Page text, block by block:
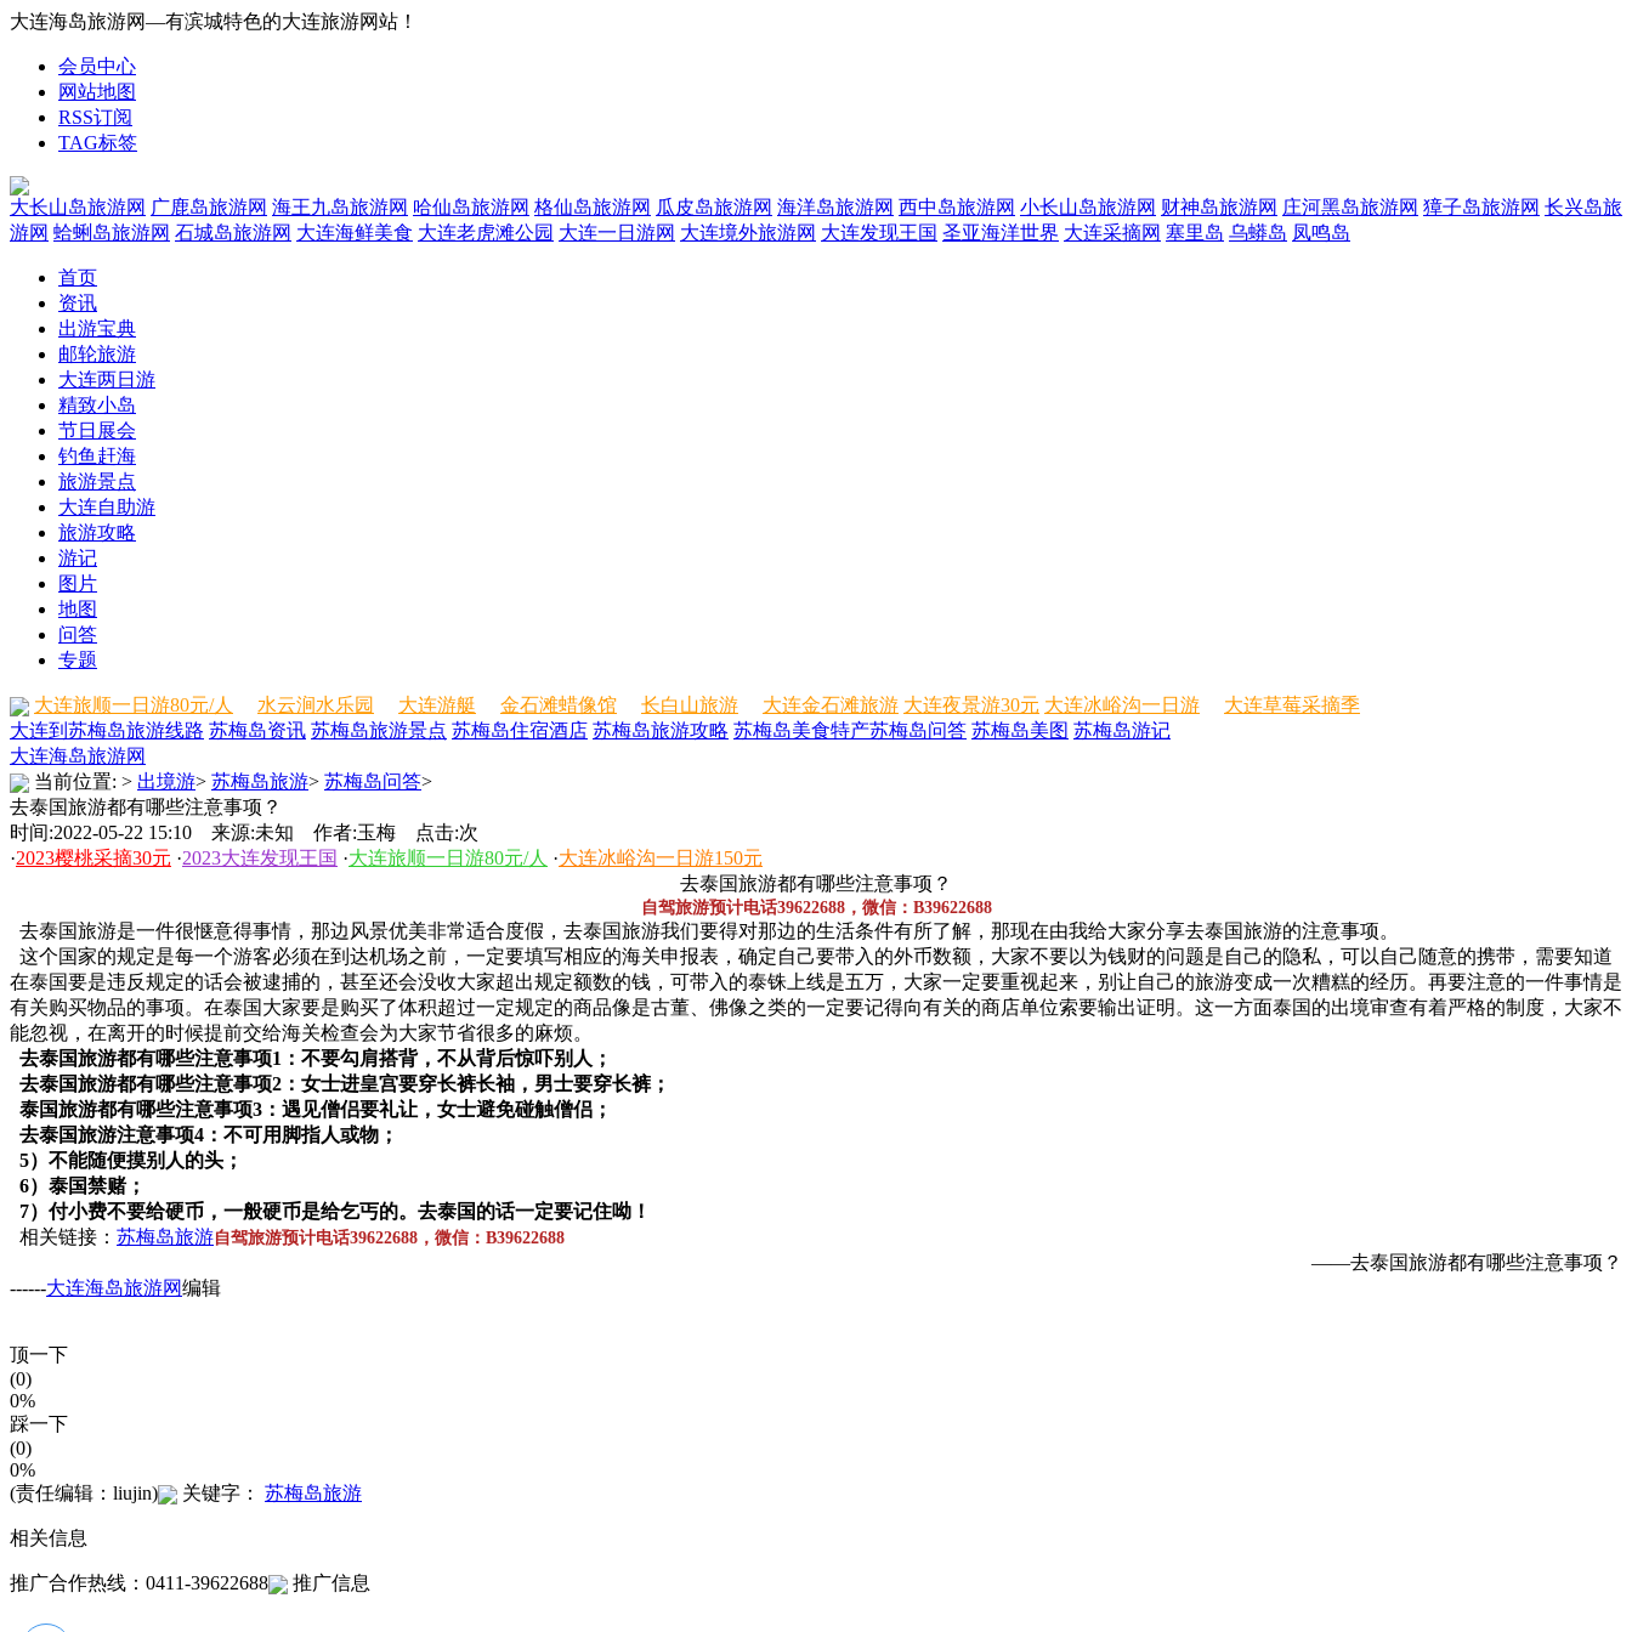
大连海岛旅游网—有滨城特色的大连旅游网站！
会员中心
网站地图
RSS订阅
TAG标签
大长山岛旅游网 广鹿岛旅游网 海王九岛旅游网 哈仙岛旅游网 格仙岛旅游网 瓜皮岛旅游网 海洋岛旅游网 西中岛旅游网 小长山岛旅游网 财神岛旅游网 庄河黑岛旅游网 獐子岛旅游网 长兴岛旅
游网 蛤蜊岛旅游网 石城岛旅游网 大连海鲜美食 大连老虎滩公园 大连一日游网 大连境外旅游网 大连发现王国 圣亚海洋世界 大连采摘网 塞里岛 乌蟒岛 凤鸣岛
首页
资讯
出游宝典
邮轮旅游
大连两日游
精致小岛
节日展会
钓鱼赶海
旅游景点
大连自助游
旅游攻略
游记
图片
地图
问答
专题
大连旅顺一日游80元/人 水云涧水乐园 大连游艇 金石滩蜡像馆 长白山旅游 大连金石滩旅游 大连夜景游30元 大连冰峪沟一日游
大连草莓采摘季
大连到苏梅岛旅游线路 苏梅岛资讯 苏梅岛旅游景点 苏梅岛住宿酒店 苏梅岛旅游攻略 苏梅岛美食特产苏梅岛问答 苏梅岛美图 苏梅岛游记
大连海岛旅游网
当前位置: > 出境游> 苏梅岛旅游> 苏梅岛问答>
去泰国旅游都有哪些注意事项？
时间:2022-05-22 15:10 来源:未知 作者:玉梅 点击:次
·2023樱桃采摘30元 ·2023大连发现王国 ·大连旅顺一日游80元/人 ·大连冰峪沟一日游150元
去泰国旅游都有哪些注意事项？
自驾旅游预计电话39622688，微信：B39622688
去泰国旅游是一件很惬意得事情，那边风景优美非常适合度假，去泰国旅游我们要得对那边的生活条件有所了解，那现在由我给大家分享去泰国旅游的注意事项。
这个国家的规定是每一个游客必须在到达机场之前，一定要填写相应的海关申报表，确定自己要带入的外币数额，大家不要以为钱财的问题是自己的隐私，可以自己随意的携带，需要知道
在泰国要是违反规定的话会被逮捕的，甚至还会没收大家超出规定额数的钱，可带入的泰铢上线是五万，大家一定要重视起来，别让自己的旅游变成一次糟糕的经历。再要注意的一件事情是
有关购买物品的事项。在泰国大家要是购买了体积超过一定规定的商品像是古董、佛像之类的一定要记得向有关的商店单位索要输出证明。这一方面泰国的出境审查有着严格的制度，大家不
能忽视，在离开的时候提前交给海关检查会为大家节省很多的麻烦。
去泰国旅游都有哪些注意事项1：不要勾肩搭背，不从背后惊吓别人；
去泰国旅游都有哪些注意事项2：女士进皇宫要穿长裤长袖，男士要穿长裤；
泰国旅游都有哪些注意事项3：遇见僧侣要礼让，女士避免碰触僧侣；
去泰国旅游注意事项4：不可用脚指人或物；
5）不能随便摸别人的头；
6）泰国禁赌；
7）付小费不要给硬币，一般硬币是给乞丐的。去泰国的话一定要记住呦！
相关链接： 苏梅岛旅游自驾旅游预计电话39622688，微信：B39622688
——去泰国旅游都有哪些注意事项？
------大连海岛旅游网编辑
顶一下
(0)
0%
踩一下
(0)
0%
(责任编辑：liujin)
关键字： 苏梅岛旅游
相关信息
推广合作热线：0411-39622688 推广信息